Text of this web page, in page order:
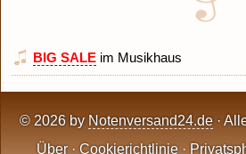
BIG SALE im Musikhaus
© 2026 by Notenversand24.de ·
Über · Cookierichtlinie ·